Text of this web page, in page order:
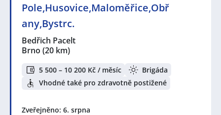
Pole,Husovice,Maloměřice,Obř
any,Bystrc.
Bedřich Pacelt
Brno (20 km)
5 500 – 10 200 Kč / měsíc
Brigáda
Vhodné také pro zdravotně postižené
Zveřejněno: 6. srpna